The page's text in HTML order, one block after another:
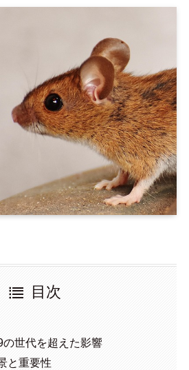
目次
の世代を超えた影響
と重要性